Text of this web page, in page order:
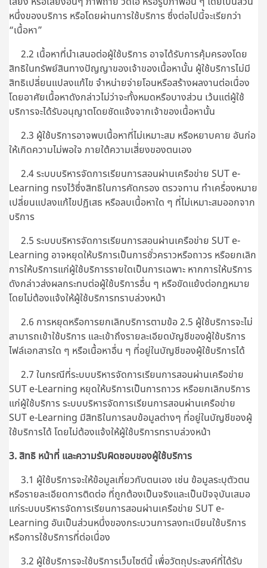
หนึ่งของบริการ หรือโดยผ่านการใช้บริการ ซึ่งต่อไปนี้จะเรียกว่า
“เนื้อหา”
2.2 เนื้อหาที่นำเสนอต่อผู้ใช้บริการ อาจได้รับการคุ้มครองโดย
สิทธิในทรัพย์สินทางปัญญาของเจ้าของเนื้อหานั้น ผู้ใช้บริการไม่มี
สิทธิเปลี่ยนแปลงแก้ไข จำหน่ายจ่ายโอนหรือสร้างผลงานต่อเนื่อง
โดยอาศัยเนื้อหาดังกล่าวไม่ว่าจะทั้งหมดหรือบางส่วน เว้นแต่ผู้ใช้
บริการจะได้รับอนุญาตโดยชัดแจ้งจากเจ้าของเนื้อหานั้น
2.3 ผู้ใช้บริการอาจพบเนื้อหาที่ไม่เหมาะสม หรือหยาบคาย อันก่อ
ให้เกิดความไม่พอใจ ภายใต้ความเสี่ยงของตนเอง
2.4 ระบบบริหารจัดการเรียนการสอนผ่านเครือข่าย SUT e-
Learning ทรงไว้ซึ่งสิทธิในการคัดกรอง ตรวจทาน ทำเครื่องหมาย
เปลี่ยนแปลงแก้ไขปฏิเสธ หรือลบเนื้อหาใด ๆ ที่ไม่เหมาะสมออกจาก
บริการ
2.5 ระบบบริหารจัดการเรียนการสอนผ่านเครือข่าย SUT e-
Learning อาจหยุดให้บริการเป็นการชั่วคราวหรือถาวร หรือยกเลิก
การให้บริการแก่ผู้ใช้บริการรายใดเป็นการเฉพาะ หากการให้บริการ
ดังกล่าวส่งผลกระทบต่อผู้ใช้บริการอื่น ๆ หรือขัดแย้งต่อกฎหมาย
โดยไม่ต้องแจ้งให้ผู้ใช้บริการทราบล่วงหน้า
2.6 การหยุดหรือการยกเลิกบริการตามข้อ 2.5 ผู้ใช้บริการจะไม่
สามารถเข้าใช้บริการ และเข้าถึงรายละเอียดบัญชีของผู้ใช้บริการ
ไฟล์เอกสารใด ๆ หรือเนื้อหาอื่น ๆ ที่อยู่ในบัญชีของผู้ใช้บริการได้
2.7 ในกรณีที่ระบบบริหารจัดการเรียนการสอนผ่านเครือข่าย
SUT e-Learning หยุดให้บริการเป็นการถาวร หรือยกเลิกบริการ
แก่ผู้ใช้บริการ ระบบบริหารจัดการเรียนการสอนผ่านเครือข่าย
SUT e-Learning มีสิทธิในการลบข้อมูลต่างๆ ที่อยู่ในบัญชีของผู้
ใช้บริการได้ โดยไม่ต้องแจ้งให้ผู้ใช้บริการทราบล่วงหน้า
3. สิทธิ หน้าที่ และความรับผิดชอบของผู้ใช้บริการ
3.1 ผู้ใช้บริการจะให้ข้อมูลเกี่ยวกับตนเอง เช่น ข้อมูลระบุตัวตน
หรือรายละเอียดการติดต่อ ที่ถูกต้องเป็นจริงและเป็นปัจจุบันเสมอ
แก่ระบบบริหารจัดการเรียนการสอนผ่านเครือข่าย SUT e-
Learning อันเป็นส่วนหนึ่งของกระบวนการลงทะเบียนใช้บริการ
หรือการใช้บริการที่ต่อเนื่อง
3.2 ผู้ใช้บริการจะใช้บริการเว็บไซต์นี้ เพื่อวัตถุประสงค์ที่ได้รับ